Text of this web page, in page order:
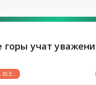
горы учат
ВСЕ